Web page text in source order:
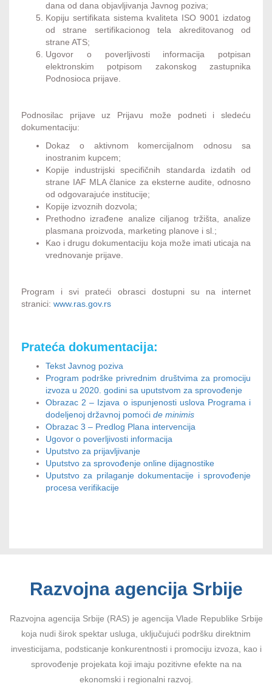
dana od dana objavljivanja Javnog poziva;
Kopiju sertifikata sistema kvaliteta ISO 9001 izdatog
od strane sertifikacionog tela akreditovanog od
strane ATS;
Ugovor o poverljivosti informacija potpisan
elektronskim potpisom zakonskog zastupnika
Podnosioca prijave.
Podnosilac prijave uz Prijavu može podneti i sledeću
dokumentaciju:
Dokaz o aktivnom komercijalnom odnosu sa
inostranim kupcem;
Kopije industrijski specifičnih standarda izdatih od
strane IAF MLA članice za eksterne audite, odnosno
od odgovarajuće institucije;
Kopije izvoznih dozvola;
Prethodno izrađene analize ciljanog tržišta, analize
plasmana proizvoda, marketing planove i sl.;
Kao i drugu dokumentaciju koja može imati uticaja na
vrednovanje prijave.
Program i svi prateći obrasci dostupni su na internet
stranici: www.ras.gov.rs
Prateća dokumentacija:
Tekst Javnog poziva
Program podrške privrednim društvima za promociju
izvoza u 2020. godini sa uputstvom za sprovođenje
Obrazac 2 – Izjava o ispunjenosti uslova Programa i
dodeljenoj državnoj pomoći de minimis
Obrazac 3 – Predlog Plana intervencija
Ugovor o poverljivosti informacija
Uputstvo za prijavljivanje
Uputstvo za sprovođenje online dijagnostike
Uputstvo za prilaganje dokumentacije i sprovođenje
procesa verifikacije
Razvojna agencija Srbije
Razvojna agencija Srbije (RAS) je agencija Vlade Republike Srbije
koja nudi širok spektar usluga, uključujući podršku direktnim
investicijama, podsticanje konkurentnosti i promociju izvoza, kao i
sprovođenje projekata koji imaju pozitivne efekte na na
ekonomski i regionalni razvoj.